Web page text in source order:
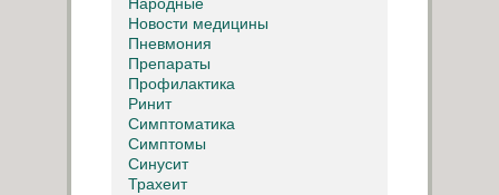
Народные
Новости медицины
Пневмония
Препараты
Профилактика
Ринит
Симптоматика
Симптомы
Синусит
Трахеит